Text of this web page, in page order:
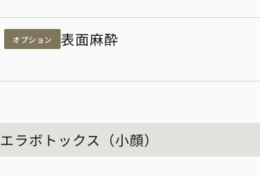
オプション 表面麻酔
エラボトックス（小顔）